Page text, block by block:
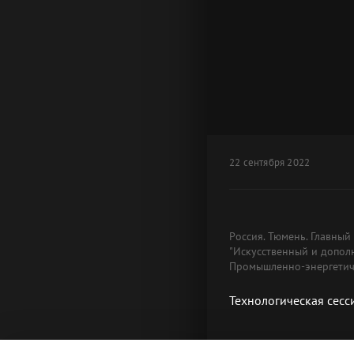
22 сентября 2022
Россия. Тюмень.
"Искусственный и
Промышленно-
Технологическая